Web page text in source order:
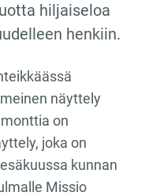
hiljaiseloa
henkiin.
näyttely
on
joka on
kunnan
Missio